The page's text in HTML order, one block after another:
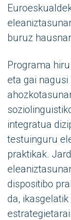
buruz
Programa
eta gai
integratua
testuinguru
praktikak.
dispositibo
da,